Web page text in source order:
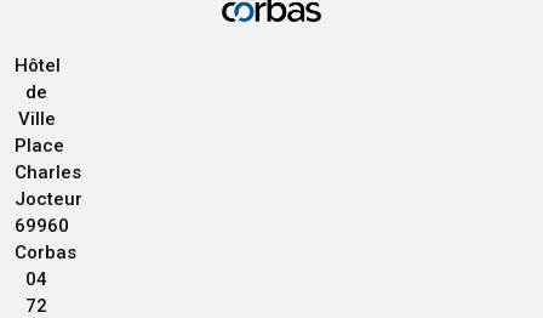
Hôtel
de
Ville
Place
Charles
Jocteur
69960
Corbas
04
72